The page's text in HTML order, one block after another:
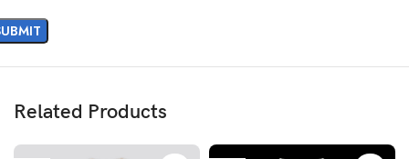
Related Products